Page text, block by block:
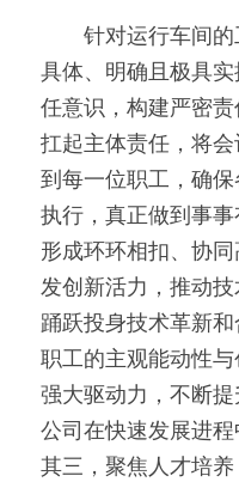
针对运行车间的
具体、明确且极具
任意识，构建严密
扛起主体责任，将
到每一位职工，确
执行，真正做到事事
形成环环相扣、协
发创新活力，推动
踊跃投身技术革新
职工的主观能动性
强大驱动力，不断
公司在快速发展进程
其三，聚焦人才培